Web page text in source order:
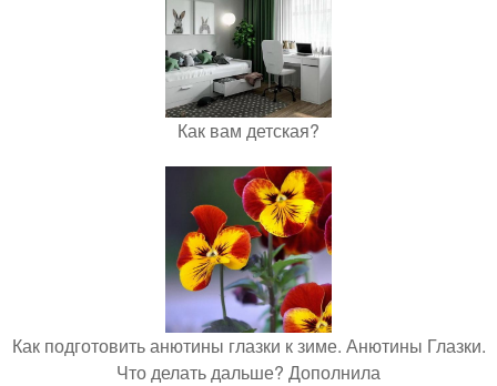
Как вам детская?
Как подготовить анютины глазки к зиме. Анютины Глазки.
Что делать дальше? Дополнила